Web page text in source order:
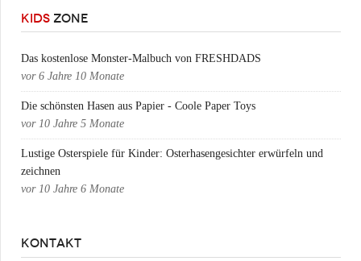
KIDS ZONE
Das kostenlose Monster-Malbuch von FRESHDADS
vor 6 Jahre 10 Monate
Die schönsten Hasen aus Papier - Coole Paper Toys
vor 10 Jahre 5 Monate
Lustige Osterspiele für Kinder: Osterhasengesichter erwürfeln und
zeichnen
vor 10 Jahre 6 Monate
KONTAKT